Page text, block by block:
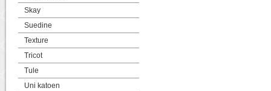
Skay
Suedine
Texture
Tricot
Tule
Uni katoen